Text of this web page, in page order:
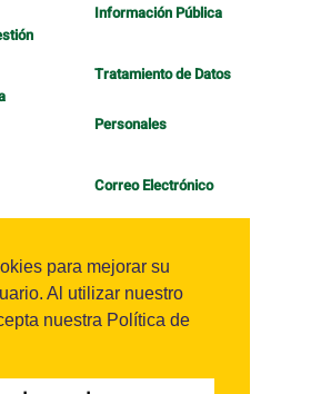
para mejorar su
Al utilizar nuestro
nuestra Política de
Información Pública
Tratamiento de Datos
Personales
Correo Electrónico